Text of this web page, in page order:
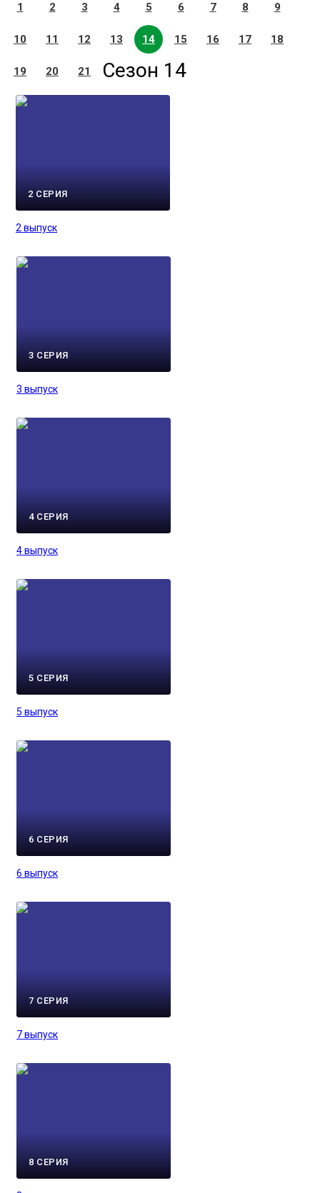
1 2 3 4 5 6 7 8 9
10 11 12 13 14 15 16 17 18
19 20 21 Сезон 14
2 СЕРИЯ
2 выпуск
3 СЕРИЯ
3 выпуск
4 СЕРИЯ
4 выпуск
5 СЕРИЯ
5 выпуск
6 СЕРИЯ
6 выпуск
7 СЕРИЯ
7 выпуск
8 СЕРИЯ